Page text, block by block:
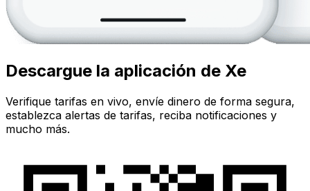
Descargue la aplicación de Xe
Verifique tarifas en vivo, envíe dinero de forma segura,
establezca alertas de tarifas, reciba notificaciones y
mucho más.